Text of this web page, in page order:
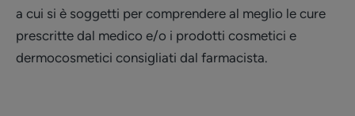
a cui si è soggetti per comprendere al meglio le cure
prescritte dal medico e/o i prodotti cosmetici e
dermocosmetici consigliati dal farmacista.